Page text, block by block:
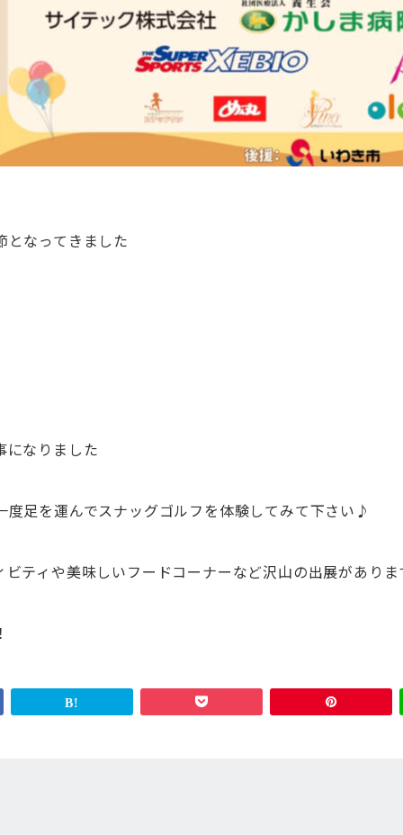
となってきました
になりました
足を運んでスナッグゴルフを体験してみて下さい♪
ティや美味しいフードコーナーなど沢山の出展がありま